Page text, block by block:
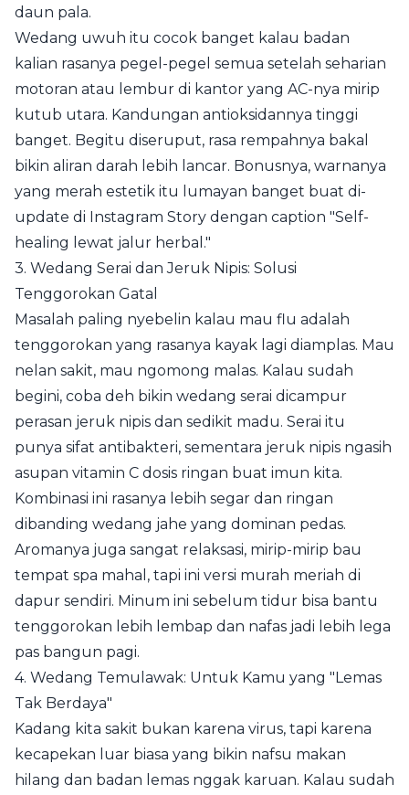
daun pala.
Wedang uwuh itu cocok banget kalau badan
kalian rasanya pegel-pegel semua setelah seharian
motoran atau lembur di kantor yang AC-nya mirip
kutub utara. Kandungan antioksidannya tinggi
banget. Begitu diseruput, rasa rempahnya bakal
bikin aliran darah lebih lancar. Bonusnya, warnanya
yang merah estetik itu lumayan banget buat di-
update di Instagram Story dengan caption "Self-
healing lewat jalur herbal."
3. Wedang Serai dan Jeruk Nipis: Solusi
Tenggorokan Gatal
Masalah paling nyebelin kalau mau flu adalah
tenggorokan yang rasanya kayak lagi diamplas. Mau
nelan sakit, mau ngomong malas. Kalau sudah
begini, coba deh bikin wedang serai dicampur
perasan jeruk nipis dan sedikit madu. Serai itu
punya sifat antibakteri, sementara jeruk nipis ngasih
asupan vitamin C dosis ringan buat imun kita.
Kombinasi ini rasanya lebih segar dan ringan
dibanding wedang jahe yang dominan pedas.
Aromanya juga sangat relaksasi, mirip-mirip bau
tempat spa mahal, tapi ini versi murah meriah di
dapur sendiri. Minum ini sebelum tidur bisa bantu
tenggorokan lebih lembap dan nafas jadi lebih lega
pas bangun pagi.
4. Wedang Temulawak: Untuk Kamu yang "Lemas
Tak Berdaya"
Kadang kita sakit bukan karena virus, tapi karena
kecapekan luar biasa yang bikin nafsu makan
hilang dan badan lemas nggak karuan. Kalau sudah